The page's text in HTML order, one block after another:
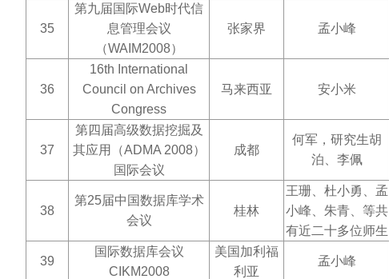
35
第九届国际Web时代信
息管理会议
（WAIM2008）
张家界 孟小峰
36
16th International
Council on Archives
Congress
马来西亚 安小米
37
第四届高级数据挖掘及
其应用（ADMA 2008）
国际会议
成都
何军，研究生胡
泊、李佩
38
第25届中国数据库学术
会议
桂林
王珊、杜小勇、孟
小峰、朱青、等共
有近二十多位师生
39
国际数据库会议
CIKM2008
美国加利福
利亚
孟小峰